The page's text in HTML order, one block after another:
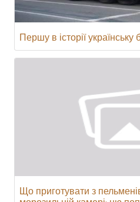
Першу в історії українську
Що приготувати з